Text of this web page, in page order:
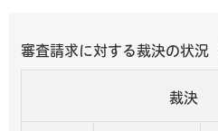
審査請求に対する裁決の状況
裁決